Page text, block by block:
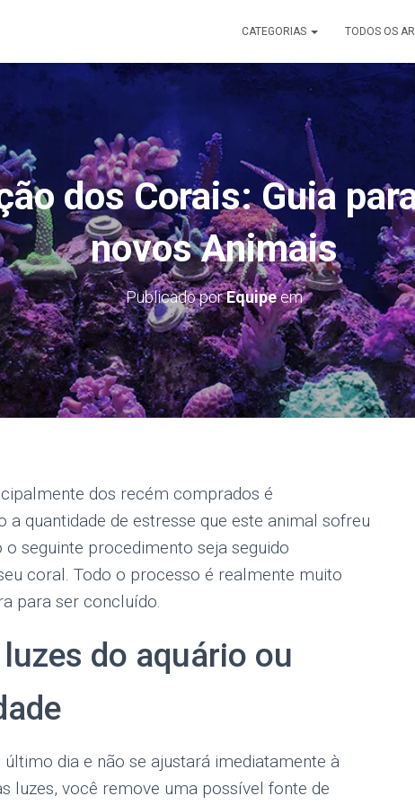
CATEGORIAS TODOS OS
dos Corais: Guia
novos Animais
Publicado porEquipeem
dos recém comprados é
quantidade de estresse que este animal sofreu
seguinte procedimento seja seguido
coral. Todo o processo é realmente muito
para ser concluído.
do aquário ou
dia e não se ajustará imediatamente à
luzes, você remove uma possível fonte de